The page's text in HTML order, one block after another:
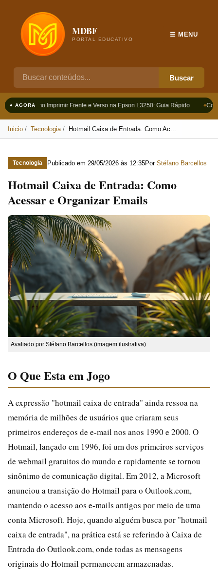
MDBF
PORTAL EDUCATIVO
Buscar
☰ MENU
● AGORAComo Imprimir Frente e Verso na Epson L3250: Guia Rápido
Inicio Tecnologia Hotmail Caixa de Entrada: Como Ac...
Tecnologia Publicado em 29/05/2026 às 12:35Por Stéfano Barcellos
Hotmail Caixa de Entrada: Como
Acessar e Organizar Emails
Avaliado por Stéfano Barcellos (imagem ilustrativa)
O Que Esta em Jogo
A expressão "hotmail caixa de entrada" ainda ressoa na
memória de milhões de usuários que criaram seus
primeiros endereços de e-mail nos anos 1990 e 2000. O
Hotmail, lançado em 1996, foi um dos primeiros serviços
de webmail gratuitos do mundo e rapidamente se tornou
sinônimo de comunicação digital. Em 2012, a Microsoft
anunciou a transição do Hotmail para o Outlook.com,
mantendo o acesso aos e-mails antigos por meio de uma
conta Microsoft. Hoje, quando alguém busca por "hotmail
caixa de entrada", na prática está se referindo à Caixa de
Entrada do Outlook.com, onde todas as mensagens
originais do Hotmail permanecem armazenadas.